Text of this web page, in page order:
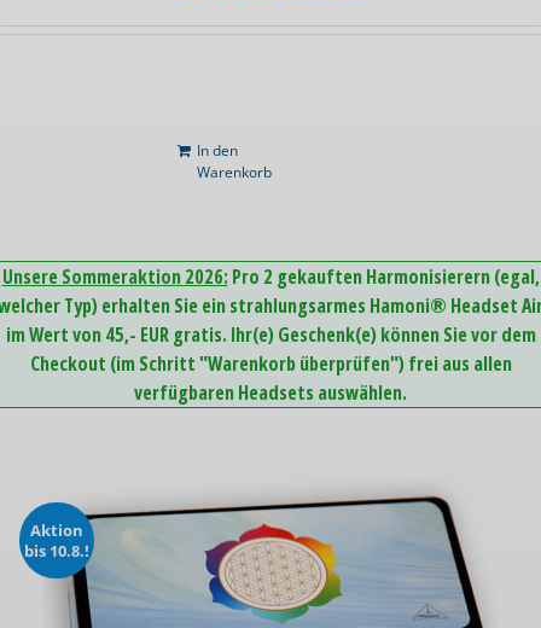
In den
Warenkorb
Unsere Sommeraktion 2026: Pro 2 gekauften Harmonisierern (egal,
Typ) erhalten Sie ein strahlungsarmes Hamoni® Headset
im Wert von 45,- EUR gratis. Ihr(e) Geschenk(e) können Sie vor dem
Checkout (im Schritt "Warenkorb überprüfen") frei aus allen
verfügbaren Headsets auswählen.
Aktion
bis 10.8.!